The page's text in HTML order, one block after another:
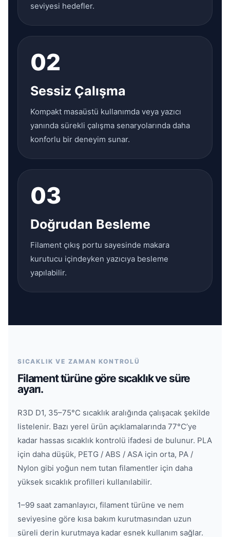
seviyesi hedefler.
02
Sessiz Çalışma
Kompakt masaüstü kullanımda veya yazıcı
yanında sürekli çalışma senaryolarında daha
konforlu bir deneyim sunar.
03
Doğrudan Besleme
Filament çıkış portu sayesinde makara
kurutucu içindeyken yazıcıya besleme
yapılabilir.
SICAKLIK VE ZAMAN KONTROLÜ
Filament türüne göre sıcaklık ve süre
ayarı.
R3D D1, 35–75°C sıcaklık aralığında çalışacak şekilde
listelenir. Bazı yerel ürün açıklamalarında 77°C’ye
kadar hassas sıcaklık kontrolü ifadesi de bulunur. PLA
için daha düşük, PETG / ABS / ASA için orta, PA /
Nylon gibi yoğun nem tutan filamentler için daha
yüksek sıcaklık profilleri kullanılabilir.
1–99 saat zamanlayıcı, filament türüne ve nem
seviyesine göre kısa bakım kurutmasından uzun
süreli derin kurutmaya kadar esnek kullanım sağlar.